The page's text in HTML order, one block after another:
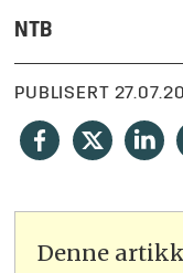
NTB
PUBLISERT
Denne